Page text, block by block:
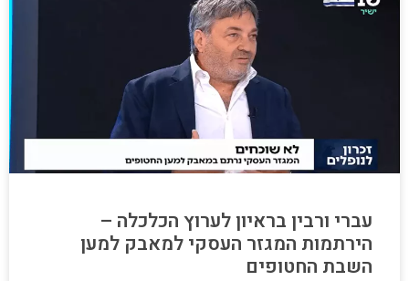
עברי ורבין בראיון לערוץ הכלכלה –
הירתמות המגזר העסקי למאבק למען
השבת החטופים